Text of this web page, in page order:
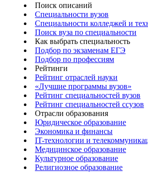
Поиск описаний
Специальности вузов
Специальности колледжей и
Поиск вуза по специальности
Как выбрать специальность
Подбор по экзаменам ЕГЭ
Подбор по профессиям
Рейтинги
Рейтинг отраслей науки
«Лучшие программы вузов»
Рейтинг специальностей вузов
Рейтинг специальностей ссузов
Отрасли образования
Юридическое образование
Экономика и финансы
IT-технологии и
Медицинское образование
Культурное образование
Религиозное образование